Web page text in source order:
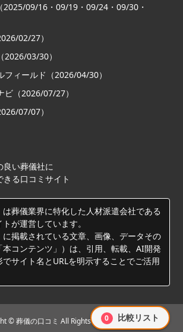
2025/09/16・09/19・09/24・09/30・
02/27）
2026/03/30）
フィールド（2026/04/30）
ビ（2026/07/27）
07/07）
良い葬儀社に
きる口コミサイト
は葬儀業界に特化した人材派遣会社である
が運営しています。
に掲載されている文章、画像、データその
コンテンツ」）は、引用、転載、AI開発
サイト名とURLを明示することでご活用
© 葬儀の口コミ All Rights Reserved.
0 比較リスト